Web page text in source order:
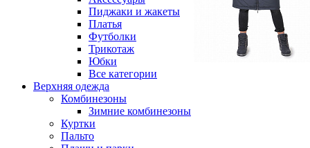
Пиджаки и жакеты
Платья
Футболки
Трикотаж
Юбки
Все категории
Верхняя одежда
Комбинезоны
Зимние комбинезоны
Куртки
Пальто